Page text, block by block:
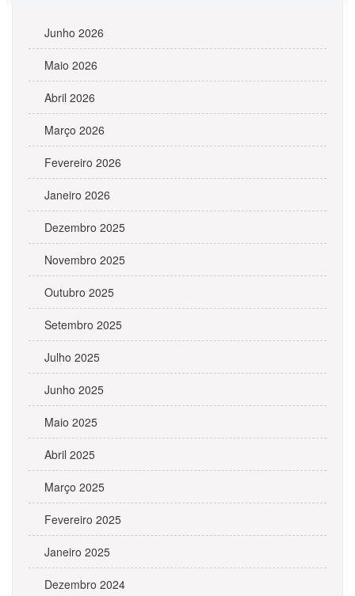
Junho 2026
Maio 2026
Abril 2026
Março 2026
Fevereiro 2026
Janeiro 2026
Dezembro 2025
Novembro 2025
Outubro 2025
Setembro 2025
Julho 2025
Junho 2025
Maio 2025
Abril 2025
Março 2025
Fevereiro 2025
Janeiro 2025
Dezembro 2024